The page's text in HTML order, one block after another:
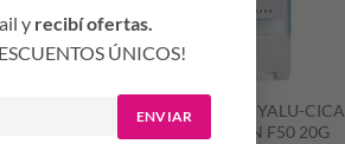
y recibí ofertas.
ÚNICOS!
ENVIARSKIN1004 HYALU-CICA
STICK SUN F50 20G